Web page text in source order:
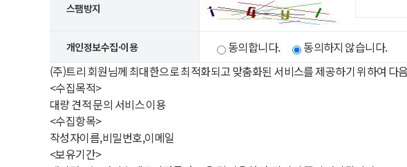
스팸방지
개인정보수집·이용 동의합니다.
동의하지 않습니다.
(주)트리 회원님께 최대한으로 최적화되고 맞춤화된 서비스를 제공하기 위하여 다
<수집목적>
대량 견적 문의 서비스 이용
<수집항목>
작성자이름,비밀번호,이메일
<보유기간>